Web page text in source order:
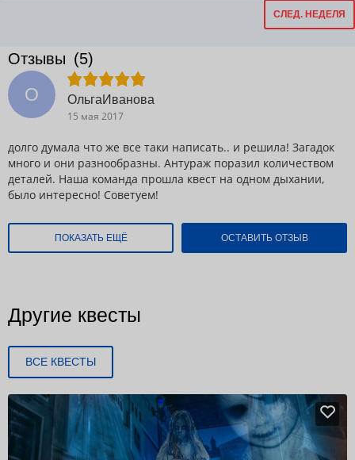
СЛЕД. НЕДЕЛЯ
Отзывы (5)
О
ОльгаИванова
15 мая 2017
долго думала что же все таки написать.. и решила! Загадок
много и они разнообразны. Антураж поразил количеством
деталей. Наша команда прошла квест на одном дыхании,
было интересно! Советуем!
ПОКАЗАТЬ ЕЩЁ ОСТАВИТЬ ОТЗЫВ
Другие квесты
ВСЕ КВЕСТЫ